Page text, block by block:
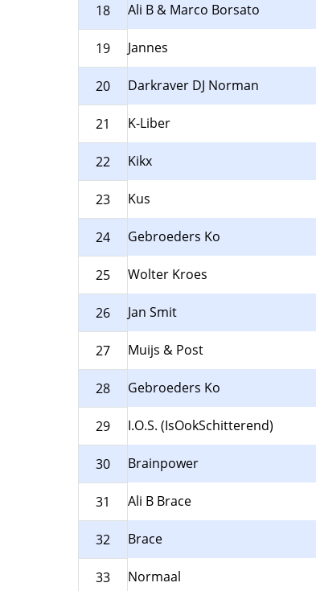
18 Ali B & Marco Borsato
19 Jannes
20 Darkraver DJ Norman
21 K-Liber
22 Kikx
23 Kus
24 Gebroeders Ko
25 Wolter Kroes
26 Jan Smit
27 Muijs & Post
28 Gebroeders Ko
29 I.O.S. (IsOokSchitterend)
30 Brainpower
31 Ali B Brace
32 Brace
33 Normaal